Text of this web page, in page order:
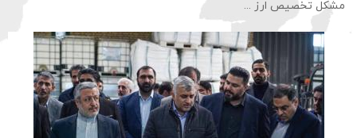
مشکل تخصیص ارز ...